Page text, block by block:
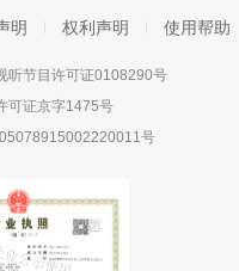
明 权利声明 使用帮助
听节目许可证0108290号
可证京字1475号
号